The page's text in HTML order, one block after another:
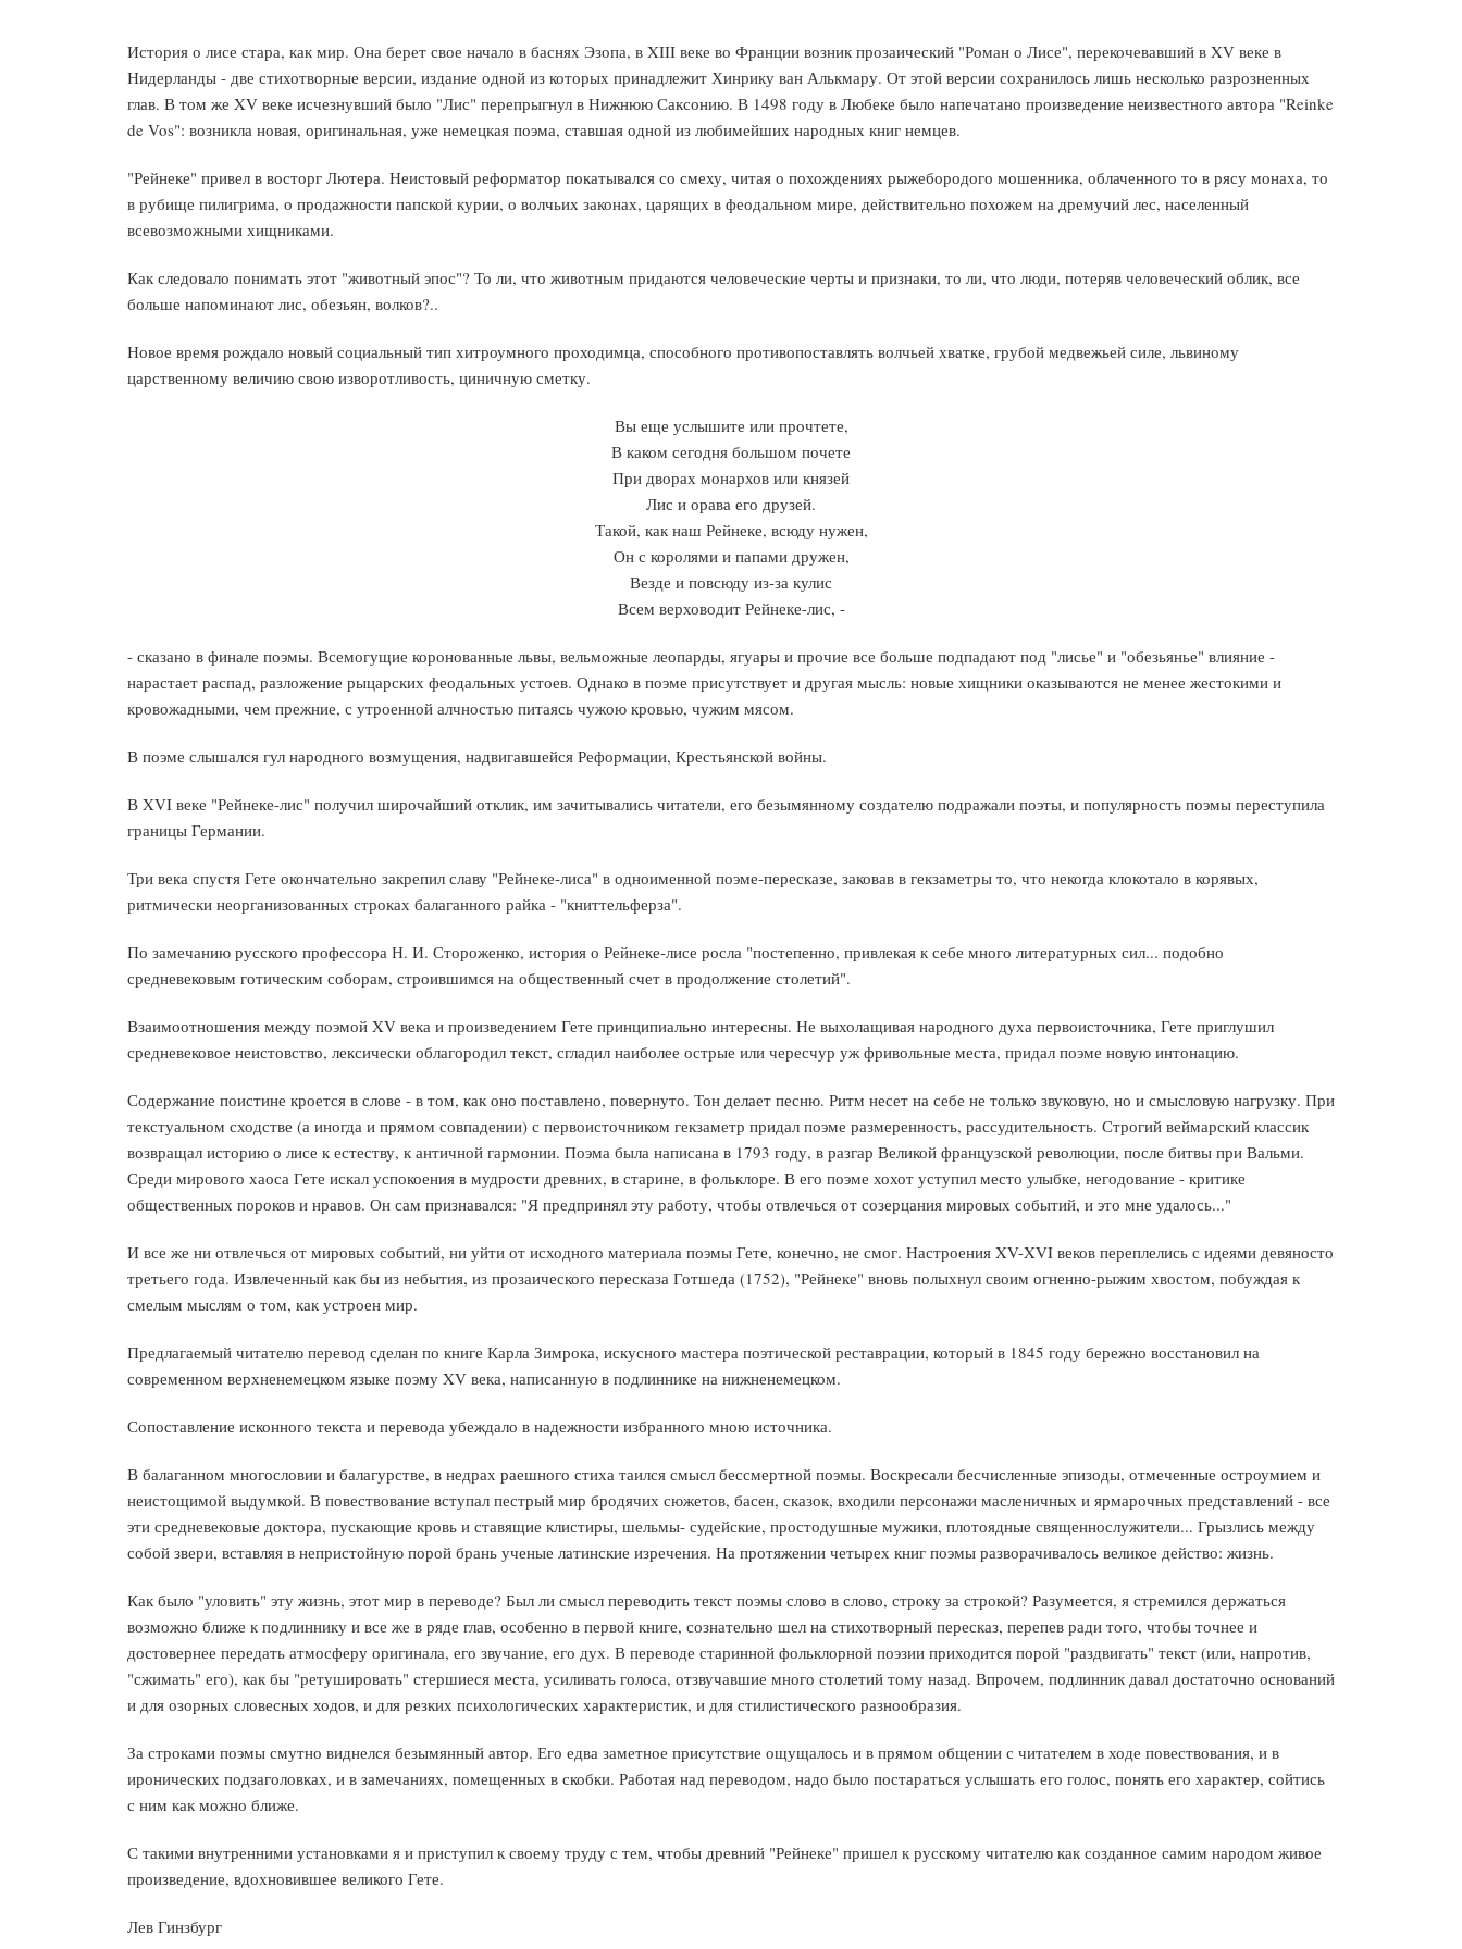
История о лисе стара, как мир. Она берет свое начало в баснях Эзопа, в XIII веке во Франции возник прозаический "Роман о Лисе", перекочевавший в XV веке в
Нидерланды - две стихотворные версии, издание одной из которых принадлежит Хинрику ван Алькмару. От этой версии сохранилось лишь несколько разрозненных
глав. В том же XV веке исчезнувший было "Лис" перепрыгнул в Нижнюю Саксонию. В 1498 году в Любеке было напечатано произведение неизвестного автора "Reinke
de Vos": возникла новая, оригинальная, уже немецкая поэма, ставшая одной из любимейших народных книг немцев.
"Рейнеке" привел в восторг Лютера. Неистовый реформатор покатывался со смеху, читая о похождениях рыжебородого мошенника, облаченного то в рясу монаха, то
в рубище пилигрима, о продажности папской курии, о волчьих законах, царящих в феодальном мире, действительно похожем на дремучий лес, населенный
всевозможными хищниками.
Как следовало понимать этот "животный эпос"? То ли, что животным придаются человеческие черты и признаки, то ли, что люди, потеряв человеческий облик, все
больше напоминают лис, обезьян, волков?..
Новое время рождало новый социальный тип хитроумного проходимца, способного противопоставлять волчьей хватке, грубой медвежьей силе, львиному
царственному величию свою изворотливость, циничную сметку.
Вы еще услышите или прочтете,
В каком сегодня большом почете
При дворах монархов или князей
Лис и орава его друзей.
Такой, как наш Рейнеке, всюду нужен,
Он с королями и папами дружен,
Везде и повсюду из-за кулис
Всем верховодит Рейнеке-лис, -
- сказано в финале поэмы. Всемогущие коронованные львы, вельможные леопарды, ягуары и прочие все больше подпадают под "лисье" и "обезьянье" влияние -
нарастает распад, разложение рыцарских феодальных устоев. Однако в поэме присутствует и другая мысль: новые хищники оказываются не менее жестокими и
кровожадными, чем прежние, с утроенной алчностью питаясь чужою кровью, чужим мясом.
В поэме слышался гул народного возмущения, надвигавшейся Реформации, Крестьянской войны.
В XVI веке "Рейнеке-лис" получил широчайший отклик, им зачитывались читатели, его безымянному создателю подражали поэты, и популярность поэмы переступила
границы Германии.
Три века спустя Гете окончательно закрепил славу "Рейнеке-лиса" в одноименной поэме-пересказе, заковав в гекзаметры то, что некогда клокотало в корявых,
ритмически неорганизованных строках балаганного райка - "книттельферза".
По замечанию русского профессора Н. И. Стороженко, история о Рейнеке-лисе росла "постепенно, привлекая к себе много литературных сил... подобно
средневековым готическим соборам, строившимся на общественный счет в продолжение столетий".
Взаимоотношения между поэмой XV века и произведением Гете принципиально интересны. Не выхолащивая народного духа первоисточника, Гете приглушил
средневековое неистовство, лексически облагородил текст, сгладил наиболее острые или чересчур уж фривольные места, придал поэме новую интонацию.
Содержание поистине кроется в слове - в том, как оно поставлено, повернуто. Тон делает песню. Ритм несет на себе не только звуковую, но и смысловую нагрузку. При
текстуальном сходстве (а иногда и прямом совпадении) с первоисточником гекзаметр придал поэме размеренность, рассудительность. Строгий веймарский классик
возвращал историю о лисе к естеству, к античной гармонии. Поэма была написана в 1793 году, в разгар Великой французской революции, после битвы при Вальми.
Среди мирового хаоса Гете искал успокоения в мудрости древних, в старине, в фольклоре. В его поэме хохот уступил место улыбке, негодование - критике
общественных пороков и нравов. Он сам признавался: "Я предпринял эту работу, чтобы отвлечься от созерцания мировых событий, и это мне удалось..."
И все же ни отвлечься от мировых событий, ни уйти от исходного материала поэмы Гете, конечно, не смог. Настроения XV-XVI веков переплелись с идеями девяносто
третьего года. Извлеченный как бы из небытия, из прозаического пересказа Готшеда (1752), "Рейнеке" вновь полыхнул своим огненно-рыжим хвостом, побуждая к
смелым мыслям о том, как устроен мир.
Предлагаемый читателю перевод сделан по книге Карла Зимрока, искусного мастера поэтической реставрации, который в 1845 году бережно восстановил на
современном верхненемецком языке поэму XV века, написанную в подлиннике на нижненемецком.
Сопоставление исконного текста и перевода убеждало в надежности избранного мною источника.
В балаганном многословии и балагурстве, в недрах раешного стиха таился смысл бессмертной поэмы. Воскресали бесчисленные эпизоды, отмеченные остроумием и
неистощимой выдумкой. В повествование вступал пестрый мир бродячих сюжетов, басен, сказок, входили персонажи масленичных и ярмарочных представлений - все
эти средневековые доктора, пускающие кровь и ставящие клистиры, шельмы- судейские, простодушные мужики, плотоядные священнослужители... Грызлись между
собой звери, вставляя в непристойную порой брань ученые латинские изречения. На протяжении четырех книг поэмы разворачивалось великое действо: жизнь.
Как было "уловить" эту жизнь, этот мир в переводе? Был ли смысл переводить текст поэмы слово в слово, строку за строкой? Разумеется, я стремился держаться
возможно ближе к подлиннику и все же в ряде глав, особенно в первой книге, сознательно шел на стихотворный пересказ, перепев ради того, чтобы точнее и
достовернее передать атмосферу оригинала, его звучание, его дух. В переводе старинной фольклорной поэзии приходится порой "раздвигать" текст (или, напротив,
"сжимать" его), как бы "ретушировать" стершиеся места, усиливать голоса, отзвучавшие много столетий тому назад. Впрочем, подлинник давал достаточно оснований
и для озорных словесных ходов, и для резких психологических характеристик, и для стилистического разнообразия.
За строками поэмы смутно виднелся безымянный автор. Его едва заметное присутствие ощущалось и в прямом общении с читателем в ходе повествования, и в
иронических подзаголовках, и в замечаниях, помещенных в скобки. Работая над переводом, надо было постараться услышать его голос, понять его характер, сойтись
с ним как можно ближе.
С такими внутренними установками я и приступил к своему труду с тем, чтобы древний "Рейнеке" пришел к русскому читателю как созданное самим народом живое
произведение, вдохновившее великого Гете.
Лев Гинзбург